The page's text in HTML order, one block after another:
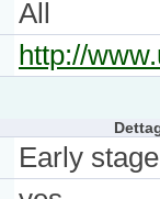
All
http://
Early